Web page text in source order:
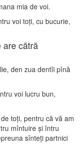
mia de voi.
voi toţi, cu bucurie,
are cătră
den zua dentîi pînă
voi lucru bun,
toţi, pentru că vă am
mîntuire şi întru
sînteţi partnici